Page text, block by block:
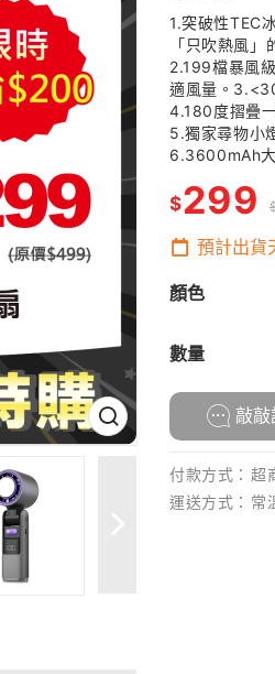
1.突破性TEC
「只吹熱風」
2.199檔暴風
適風量。
4.180度摺疊
5.獨家尋物小
6.3600mAh大
$299
預計出貨
顏色
數量
敲敲
付款方式： 超
運送方式： 常